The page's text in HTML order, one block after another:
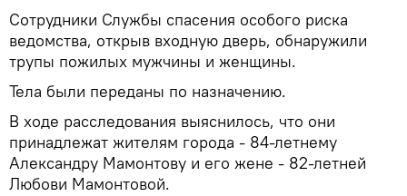
Сотрудники Службы спасения особого риска
ведомства, открыв входную дверь, обнаружили
трупы пожилых мужчины и женщины.
Тела были переданы по назначению.
В ходе расследования выяснилось, что они
принадлежат жителям города - 84-летнему
Александру Мамонтову и его жене - 82-летней
Любови Мамонтовой.